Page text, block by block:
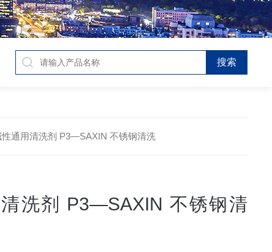
性通用清洗剂 P3—SAXIN 不锈钢清洗
洗剂 P3—SAXIN 不锈钢清